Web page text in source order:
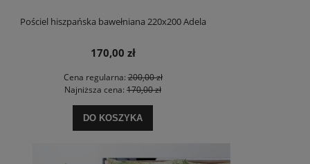
Pościel hiszpańska bawełniana 220x200 Adela
170,00 zł
Cena regularna:200,00 zł
Najniższa cena: 170,00 zł
DO KOSZYKA